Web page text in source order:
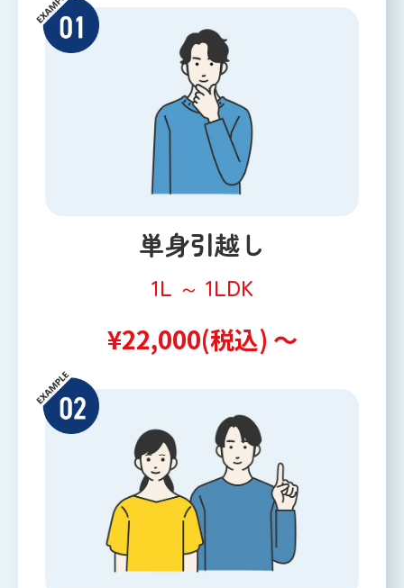
単身引越し
1L ～ 1LDK
¥22,000(税込) ～